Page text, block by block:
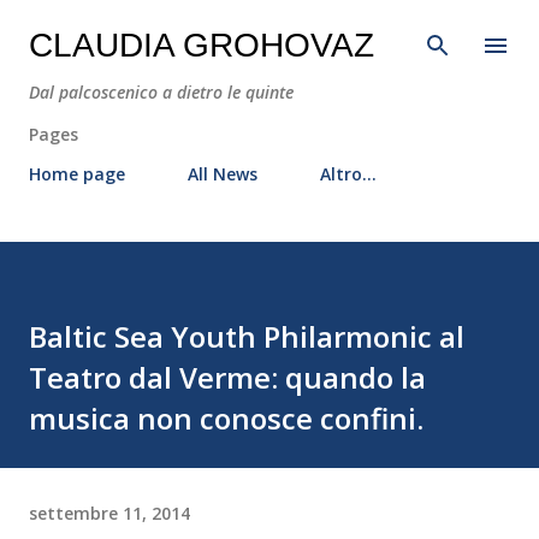
Passa ai contenuti principali
CLAUDIA GROHOVAZ
Dal palcoscenico a dietro le quinte
Pages
Home page
All News Altro…
Baltic Sea Youth Philarmonic al
Teatro dal Verme: quando la
musica non conosce confini.
settembre 11, 2014